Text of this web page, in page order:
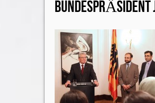
BUNDESPRÄSIDENT